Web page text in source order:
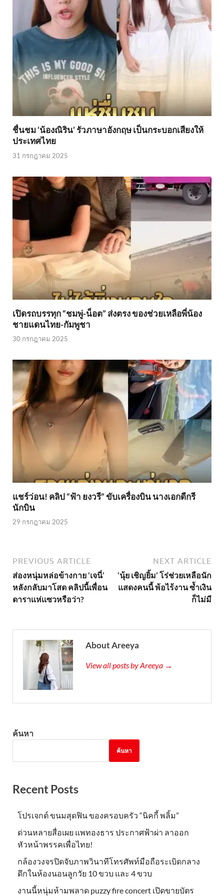
ชื่นชม ‘น้องณิริน’ รัวภาษาอังกฤษ เป็นกระบอกเสียงให้
ประเทศไทย
31 กรกฎาคม 2025
เปิดรถบรรทุก “ชมพู่-น็อต” ส่งตรง ของช่วยเหลือพี่น้อง
ชายแดนไทย-กัมพูชา
30 กรกฎาคม 2025
แชร์ว่อน! คลิป “ฟ้า ยงวรี” ขับเครื่องบิน นางเอกดีกรี
นักบิน
29 กรกฎาคม 2025
PREVIOUS ARTICLE
ส่องหนุ่มหล่อข้างกาย ‘เจนี่’
หลังกลับมาโสด คลิปนี้เพื่อน
ดาราเเห่เเซวหรือว่า?
NEXT ARTICLE
‘นุ้ย เชิญยิ้ม’ โร่ช่วยเหลือนัก
แสดงคนนี้ พ้อไร้งาน ซ้ำเงิน
ก็ไม่มี
About Areeya
View all posts by Areeya →
ค้นหา
ค้นหา
Recent Posts
โปรเจกต์ ขนมสุดฟิน ของครอบครัว “นิคกี้ พลิ้ม”
ด่วนหลายสื่อเผย แพทองธาร ประกาศฟ้าผ่า ลาออก
หัวหน้าพรรคเพื่อไทย!
กล้องวงจรปิดจับภาพวินาทีโทรศัพท์มือถือระเบิดกลาง
ดึกในห้องนอนลูกวัย 10 ขวบ และ 4 ขวบ
งานนี้หนุ่มห้ามพลาด puzzy fire concert เปิดขายบัตร